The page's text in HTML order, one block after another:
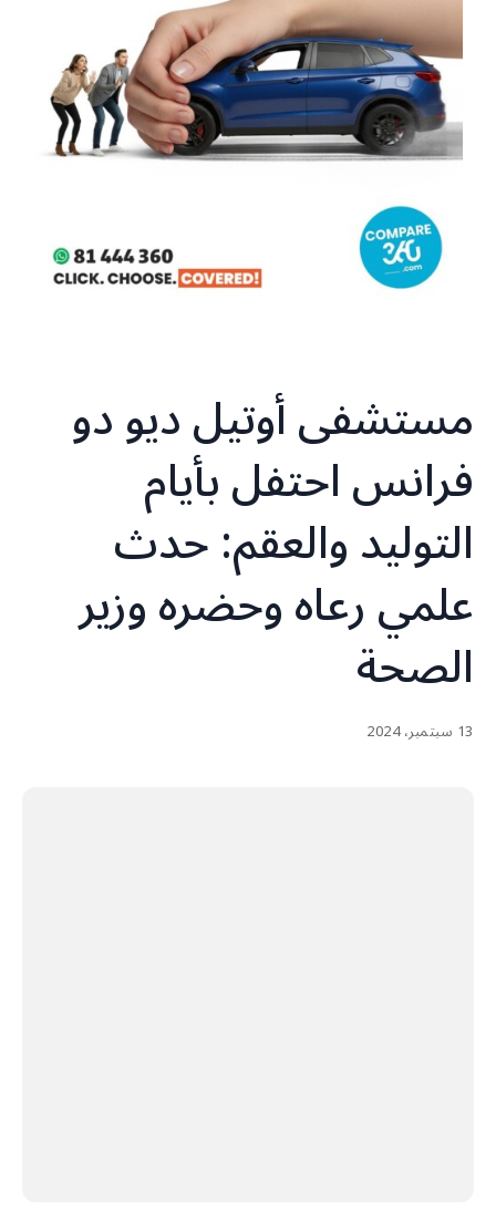
مستشفى أوتيل ديو دو
فرانس احتفل بأيام
التوليد والعقم: حدث
علمي رعاه وحضره وزير
الصحة
13 سبتمبر، 2024